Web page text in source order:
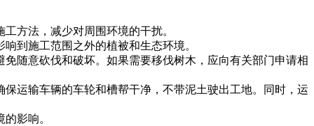
法，减少对周围环境的干扰。
到施工范围之外的植被和生态环境。
意砍伐和破坏。如果需要移伐树木，应向有关部门申请相
保运输车辆的车轮和槽帮干净，不带泥土驶出工地。同时，运
响。